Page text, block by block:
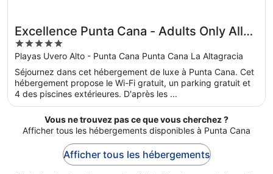
Excellence Punta Cana - Adults Only All
Inclusive
5
out
of
5
Playas Uvero Alto - Punta Cana Punta Cana La Altagracia
Séjournez dans cet hébergement de luxe à Punta Cana. Cet
hébergement propose le Wi-Fi gratuit, un parking gratuit et
4 des piscines extérieures. D'après les ...
Vous ne trouvez pas ce que vous cherchez ?
Afficher tous les hébergements disponibles à Punta Cana
Afficher tous les hébergements